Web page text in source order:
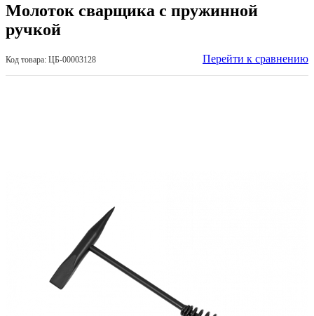
Молоток сварщика с пружинной
ручкой
Код товара: ЦБ-00003128 Перейти к сравнению